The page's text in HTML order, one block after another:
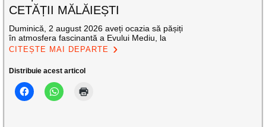
CETĂȚII MĂLĂIEȘTI
Duminică, 2 august 2026 aveți ocazia să pășiți
în atmosfera fascinantă a Evului Mediu, la
CITEȘTE MAI DEPARTE
Distribuie acest articol